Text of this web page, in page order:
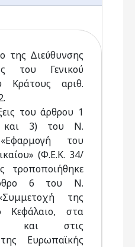
της Διεύθυνσης
του Γενικού
Κράτους αριθ.
του άρθρου 1
3) του Ν.
του
(Φ.Ε.Κ. 34/
τροποποιήθηκε
6 του Ν.
της
Κεφάλαιο, στα
και στις
Ευρωπαϊκής